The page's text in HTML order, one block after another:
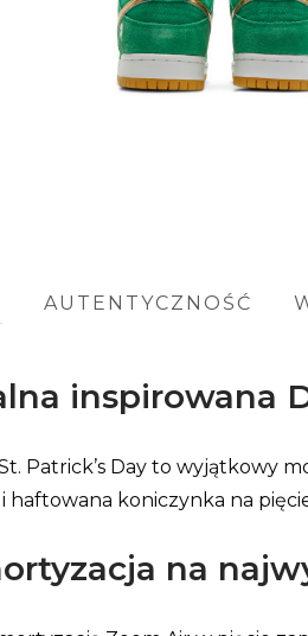
AUTENTYCZNOŚĆ
inspirowana
Patrick’s Day to wyjątkowy
i haftowana koniczynka na
na